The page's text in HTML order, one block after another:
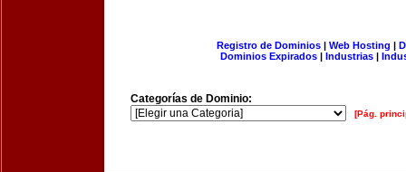
Registro de Dominios| Web Hosting |
Dominios Expirados | Industrias |
Categorías de Dominio:
[Pág.